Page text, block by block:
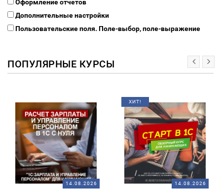
Оформление отчетов
Дополнительные настройки
Пользовательские поля. Поле-выбор, поле-выражение
ПОПУЛЯРНЫЕ КУРСЫ
14.08.2026
ХИТ!
14.08.2026